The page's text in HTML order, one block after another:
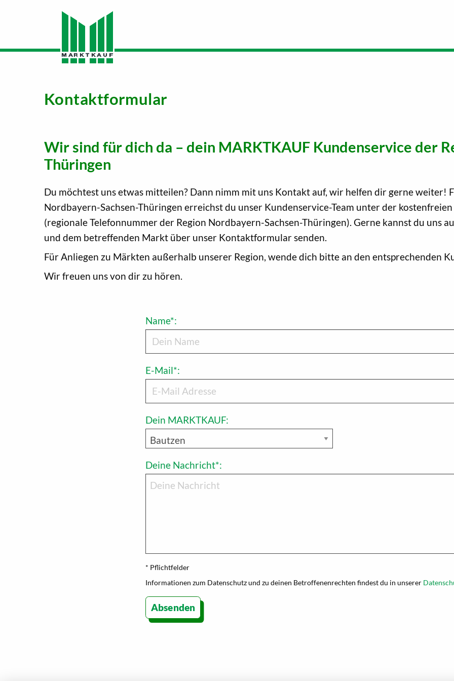
Kontaktformular
Wir sind für dich da – dein MARKTKAUF Kundenservice der
Thüringen
Du möchtest uns etwas mitteilen? Dann nimm mit uns Kontakt auf, wir helfen dir gerne weiter!
Nordbayern-Sachsen-Thüringen erreichst du unser Kundenservice-Team unter der
(regionale Telefonnummer der Region Nordbayern-Sachsen-Thüringen). Gerne kannst du uns
und dem betreffenden Markt über unser Kontaktformular senden.
Für Anliegen zu Märkten außerhalb unserer Region, wende dich bitte an den entsprechenden
Wir freuen uns von dir zu hören.
Name*:
E-Mail*:
Dein MARKTKAUF:
Deine Nachricht*:
* Pflichtfelder
Informationen zum Datenschutz und zu deinen Betroffenenrechten findest du in unserer
Absenden